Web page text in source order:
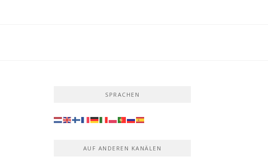
SPRACHEN
AUF ANDEREN KANÄLEN